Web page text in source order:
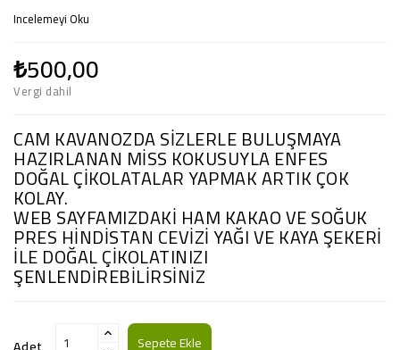
Incelemeyi Oku
₺500,00
Vergi dahil
CAM KAVANOZDA SİZLERLE BULUŞMAYA
HAZIRLANAN MİSS KOKUSUYLA ENFES
DOĞAL ÇİKOLATALAR YAPMAK ARTIK ÇOK
KOLAY.
WEB SAYFAMIZDAKİ HAM KAKAO VE SOĞUK
PRES HİNDİSTAN CEVİZİ YAĞI VE KAYA ŞEKERİ
İLE DOĞAL ÇİKOLATINIZI
ŞENLENDİREBİLİRSİNİZ
Sepete Ekle